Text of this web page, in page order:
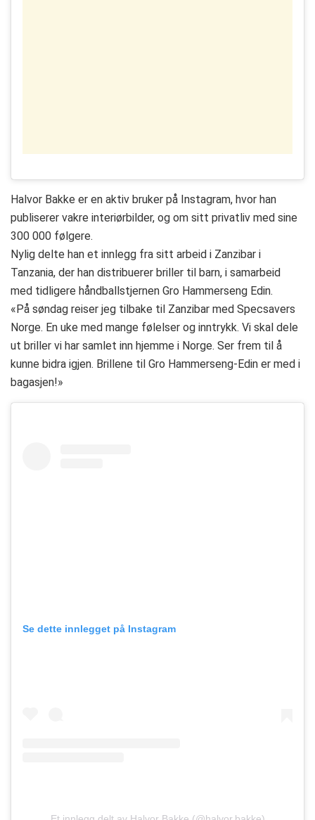
Halvor Bakke er en aktiv bruker på Instagram, hvor han
publiserer vakre interiørbilder, og om sitt privatliv med sine
300 000 følgere.
Nylig delte han et innlegg fra sitt arbeid i Zanzibar i
Tanzania, der han distribuerer briller til barn, i samarbeid
med tidligere håndballstjernen Gro Hammerseng Edin.
«På søndag reiser jeg tilbake til Zanzibar med Specsavers
Norge. En uke med mange følelser og inntrykk. Vi skal dele
ut briller vi har samlet inn hjemme i Norge. Ser frem til å
kunne bidra igjen. Brillene til Gro Hammerseng-Edin er med i
bagasjen!»
Se dette innlegget på Instagram